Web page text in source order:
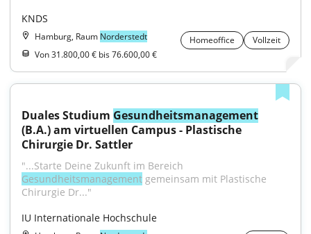
KNDS
Hamburg, Raum Norderstedt Homeoffice
Vollzeit
Von 31.800,00 € bis 76.600,00 €
Duales Studium Gesundheitsmanagement
(B.A.) am virtuellen Campus - Plastische
Chirurgie Dr. Sattler
Gesundheitsmanagement gemeinsam mit Plastische
Chirurgie Dr..."
IU Internationale Hochschule